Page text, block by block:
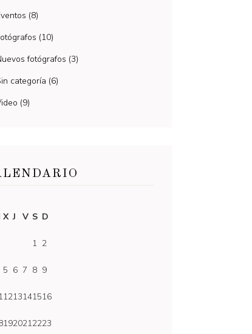
(8)
(10)
fotógrafos (3)
categoría (6)
(9)
X J V S D
1 2
5 6 7 8 9
1213141516
1920212223